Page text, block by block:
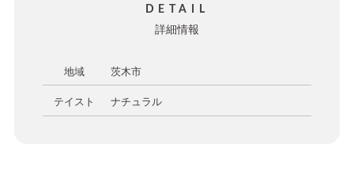
DETAIL
詳細情報
地域 茨木市
テイスト ナチュラル